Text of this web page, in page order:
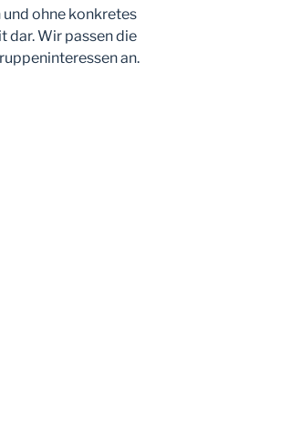
ohne konkretes
dar. Wir passen die
an.